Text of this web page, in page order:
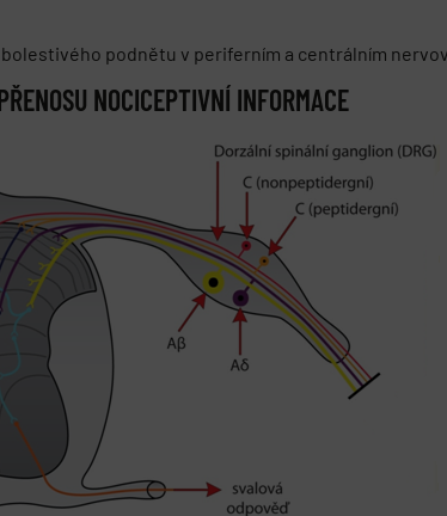
podnětu v periferním a centrálním
NOCICEPTIVNÍ INFORMACE